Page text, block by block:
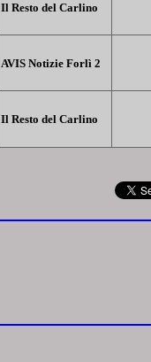
Il Resto del Carlino
AVIS Notizie Forlì 2
Il Resto del Carlino